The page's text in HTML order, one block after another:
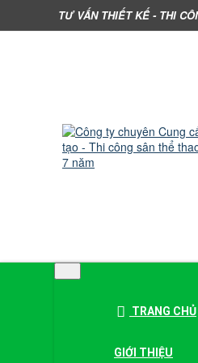
TƯ VẤN THIẾT KẾ - THI
TRANG CHỦ
GIỚI THIỆU